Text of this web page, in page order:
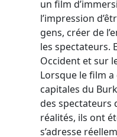
un film
l’impression
gens, créer de
les spectateurs.
Occident et sur
Lorsque le film
capitales du
des spectateurs
réalités, ils ont
s’adresse